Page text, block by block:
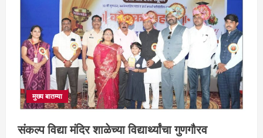
मुख्य बातम्या
संकल्प विद्या मंदिर शाळेच्या विद्यार्थ्यांचा गुणगौरव